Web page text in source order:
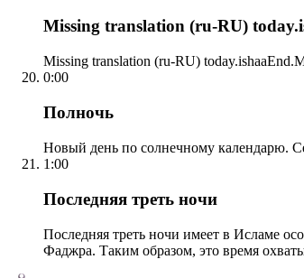
Missing translation (ru-RU)
Missing translation (ru-RU)
0:00
Полночь
1:00
Последняя треть ночи
Последняя треть ночи имеет в Исламе
Фаджра. Таким образом, это время